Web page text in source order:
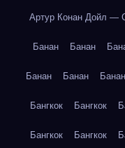
Артур Конан Дойл —
Банан Банан
Банан Банан Банан
Бангкок Бангкок
Бангкок Бангкок